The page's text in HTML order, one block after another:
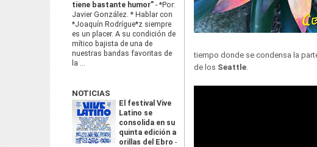
tiene bastante humor” -*Por:
Javier González. * Hablar con
*Joaquín Rodrígue*z siempre
es un placer. A su condición de
mítico bajista de una de
nuestras bandas favoritas de
la ...
NOTICIAS
El festival Vive
Latino se
consolida en su
quinta edición a
orillas del Ebro -
tiempo donde se condensa la
de los Seattle.